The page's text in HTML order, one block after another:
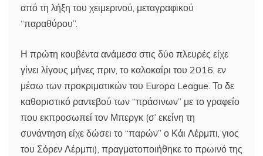
από τη λήξη του χειμερινού, μεταγραφικού
“παραθύρου”.
Η πρώτη κουβέντα ανάμεσα στις δύο πλευρές είχε
γίνει λίγους μήνες πριν, το καλοκαίρι του 2016, εν
μέσω των προκριματικών του Europa League. Το δε
καθοριστικό ραντεβού των “πράσινων” με το γραφείο
που εκπροσωπεί τον Μπεργκ (σ’ εκείνη τη
συνάντηση είχε δώσει το “παρών” ο Κάι Λέρμπι, γιος
του Σόρεν Λέρμπι), πραγματοποιήθηκε το πρωινό της